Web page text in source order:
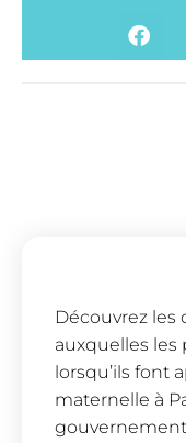
Découvrez les
auxquelles
lorsqu’ils font
maternelle à